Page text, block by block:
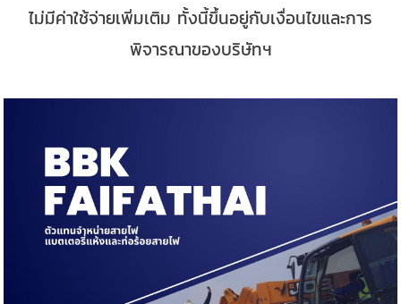
ไม่มีค่าใช้จ่ายเพิ่มเติม ทั้งนี้ขึ้นอยู่กับเงื่อนไขและการ
พิจารณาของบริษัทฯ